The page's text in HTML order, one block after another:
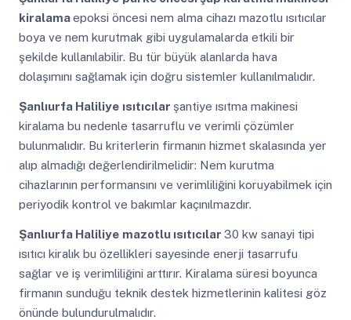
kiralamaepoksi öncesi nem alma cihazı mazotlu ısıtıcılar
boya ve nem kurutmak gibi uygulamalarda etkili bir
şekilde kullanılabilir. Bu tür büyük alanlarda hava
dolaşımını sağlamak için doğru sistemler kullanılmalıdır.
Şanlıurfa Haliliye ısıtıcılar şantiye ısıtma makinesi
kiralama bu nedenle tasarruflu ve verimli çözümler
bulunmalıdır. Bu kriterlerin firmanın hizmet skalasında yer
alıp almadığı değerlendirilmelidir: Nem kurutma
cihazlarının performansını ve verimliliğini koruyabilmek için
periyodik kontrol ve bakımlar kaçınılmazdır.
Şanlıurfa Haliliye mazotlu ısıtıcılar 30 kw sanayi tipi
ısıtıcı kiralık bu özellikleri sayesinde enerji tasarrufu
sağlar ve iş verimliliğini arttırır. Kiralama süresi boyunca
firmanın sunduğu teknik destek hizmetlerinin kalitesi göz
önünde bulundurulmalıdır.